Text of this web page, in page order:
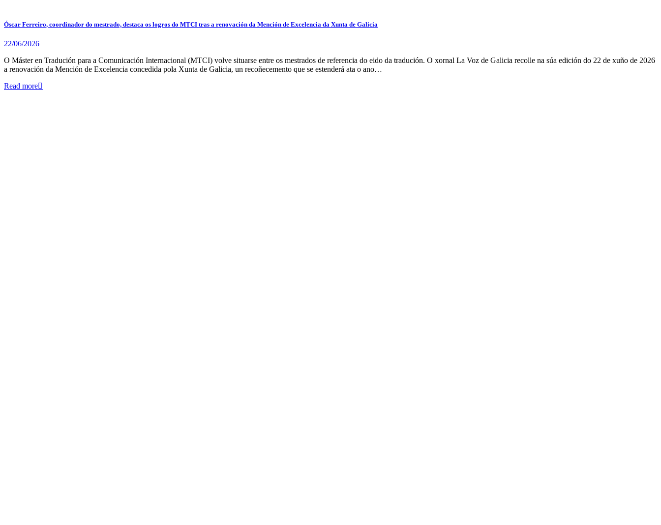
Óscar Ferreiro, coordinador do mestrado, destaca os logros do MTCI tras a renovación da Mención de Excelencia da Xunta de Galicia
22/06/2026
O Máster en Tradución para a Comunicación Internacional (MTCI) volve situarse entre os mestrados de referencia do eido da tradución. O xornal La Voz de Galicia recolle na súa edición do 22 de xuño de 2026
a renovación da Mención de Excelencia concedida pola Xunta de Galicia, un recoñecemento que se estenderá ata o ano…
Read more